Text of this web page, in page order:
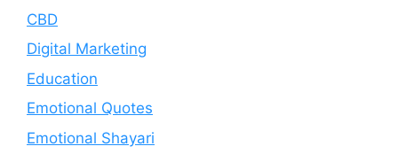
CBD
Digital Marketing
Education
Emotional Quotes
Emotional Shayari